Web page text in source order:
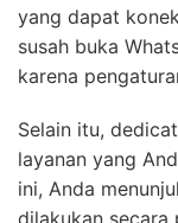
yang dapat
susah buka
karena
Selain itu,
layanan yang
ini, Anda
dilakukan secara